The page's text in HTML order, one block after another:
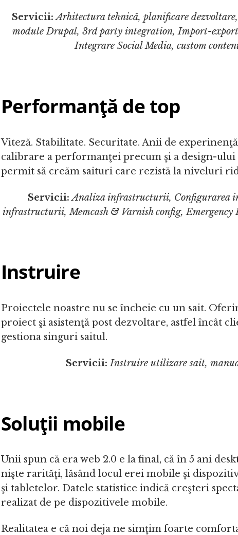
Servicii: Arhitectura tehnică, planificare
module Drupal, 3rd party integration, Import-
Integrare Social Media, custom
Performanţă de top
Viteză. Stabilitate. Securitate. Anii de
calibrare a performanţei precum şi a design-
permit să creăm saituri care rezistă la niveluri
Servicii: Analiza infrastructurii, Configurarea
infrastructurii, Memcash & Varnish config, Emergency
Instruire
Proiectele noastre nu se încheie cu un sait.
proiect şi asistenţă post dezvoltare, astfel încât
gestiona singuri saitul.
Servicii: Instruire utilizare sait,
Soluţii mobile
Unii spun că era web 2.0 e la final, că în 5 ani
nişte rarităţi, lăsând locul erei mobile şi
şi tabletelor. Datele statistice indică creşteri
realizat de pe dispozitivele mobile.
Realitatea e că noi deja ne simţim foarte